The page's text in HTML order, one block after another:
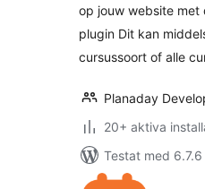
op jouw website met
plugin Dit kan
cursussoort of alle
Planaday
20+ aktiva
Testat med 6.7.6